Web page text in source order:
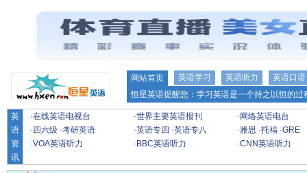
网站首页 英语学习 英语听力
英语口语
恒星英语提醒您：学习英语是一个持之以恒的
英
语
资
讯
·在线英语电视台 ·世界主要英语报刊 · 网络英语电台
· 四六级 ·考研英语 ·英语专四 ·英语专八 ·雅思 ·托福 ·GRE
·VOA英语听力 · BBC英语听力 ·CNN英语听力